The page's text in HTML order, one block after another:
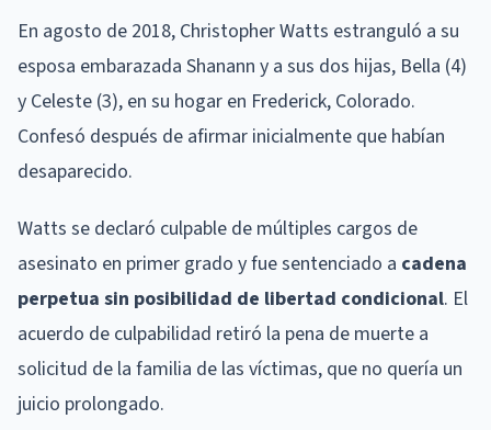
En agosto de 2018, Christopher Watts estranguló a su
esposa embarazada Shanann y a sus dos hijas, Bella (4)
y Celeste (3), en su hogar en Frederick, Colorado.
Confesó después de afirmar inicialmente que habían
desaparecido.
Watts se declaró culpable de múltiples cargos de
asesinato en primer grado y fue sentenciado a cadena
perpetua sin posibilidad de libertad condicional. El
acuerdo de culpabilidad retiró la pena de muerte a
solicitud de la familia de las víctimas, que no quería un
juicio prolongado.